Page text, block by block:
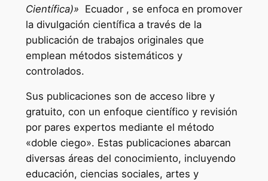
Científica)» Ecuador , se enfoca en promover
la divulgación científica a través de la
publicación de trabajos originales que
emplean métodos sistemáticos y
controlados.
Sus publicaciones son de acceso libre y
gratuito, con un enfoque científico y revisión
por pares expertos mediante el método
«doble ciego». Estas publicaciones abarcan
diversas áreas del conocimiento, incluyendo
educación, ciencias sociales, artes y